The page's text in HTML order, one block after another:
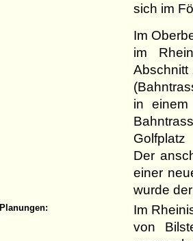
sich im
Im
im
Abschnitt
in
Der
einer
wurde
Planungen:
Im
von